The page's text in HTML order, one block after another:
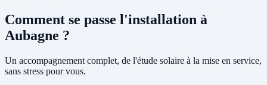
Comment se passe l'installation à
Aubagne ?
Un accompagnement complet, de l'étude solaire à la mise en service,
sans stress pour vous.